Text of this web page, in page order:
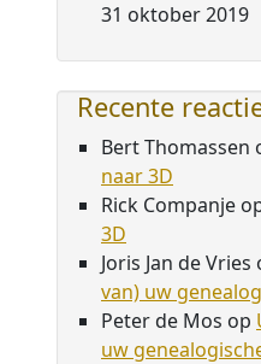
31 oktober 2019
Recente
Bert Thomassen
naar 3D
Rick Companje
3D
Joris Jan de Vries
van) uw
Peter de Mos op
uw